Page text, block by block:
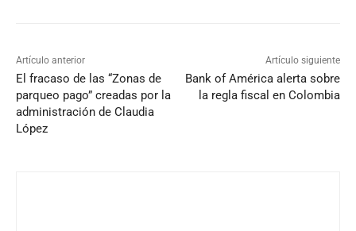
Artículo anterior
El fracaso de las “Zonas de
parqueo pago” creadas por la
administración de Claudia
López
Artículo siguiente
Bank of América alerta sobre
la regla fiscal en Colombia